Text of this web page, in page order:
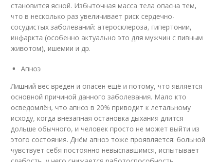
становится ясной. Избыточная масса тела опасна тем,
что в несколько раз увеличивает риск сердечно-
сосудистых заболеваний: атеросклероза, гипертонии,
инфаркта (особенно актуально это для мужчин с пивным
животом), ишемии и др.
Апноэ
Лишний вес вреден и опасен ещё и потому, что является
основной причиной данного заболевания. Мало кто
осведомлён, что апноэ в 20% приводит к летальному
исходу, когда внезапная остановка дыхания длится
дольше обычного, и человек просто не может выйти из
этого состояния. Днём апноэ тоже проявляется: больной
чувствует себя постоянно невыспавшимся, испытывает